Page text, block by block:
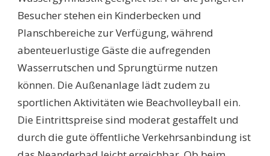
Besucher stehen ein Kinderbecken und
Planschbereiche zur Verfügung, während
abenteuerlustige Gäste die aufregenden
Wasserrutschen und Sprungtürme nutzen
können. Die Außenanlage lädt zudem zu
sportlichen Aktivitäten wie Beachvolleyball ein.
Die Eintrittspreise sind moderat gestaffelt und
durch die gute öffentliche Verkehrsanbindung ist